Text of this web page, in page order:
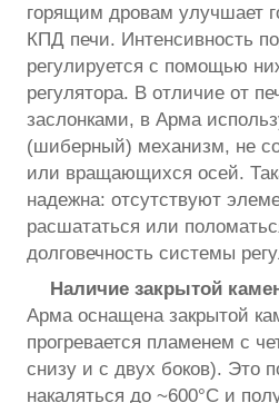
горящим дровам улучшает
КПД печи. Интенсивность
регулируется с помощью
регулятора. В отличие от
заслонками, в Арма
(шиберный) механизм, не
или вращающихся осей.
надежна: отсутствуют
расшататься или
долговечность системы
Наличие закрытой
Арма оснащена закрытой
прогревается пламенем с
снизу и с двух боков). Это
накаляться до ~600°C и